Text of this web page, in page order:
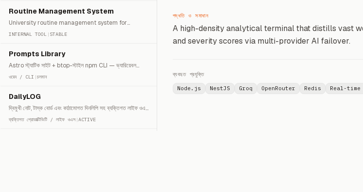
Routine Management System
University routine management system for
conflict-free scheduling.
INTERNAL TOOL | STABLE
Prompts Library
Astro স্ট্যাটিক সাইট + btop-স্টাইল npm CLI — ভ্যারিয়েবল
ইন্টারপোলেশন ও ডিপ লিংক সহ পুনঃব্যবহারযোগ্য AI prompt।
ওয়েব / CLI |চলমান
DailyLOG
দ্বিমুখী নোট, টাস্ক বোর্ড এবং কাঠামোগত দিনলিপি সহ ব্যক্তিগত লাইফ ওএস
ও প্রোডাক্টিভিটি ড্যাশবোর্ড।
ব্যক্তিগত প্রোডাক্টিভিটি / লাইফ ওএস |ACTIVE
পদ্ধতি ও সমাধান
A high-density analytical terminal that distills vast
and severity scores via multi-provider AI failover.
ব্যবহৃত প্রযুক্তি
Node.js NestJS Groq OpenRouter Redis Real-time